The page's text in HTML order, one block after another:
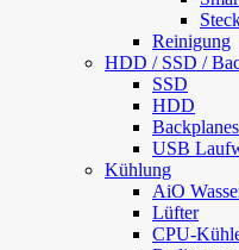
Reinigung
HDD / SSD /
SSD
HDD
USB
Kühlung
AiO
Lüfter
CPU-